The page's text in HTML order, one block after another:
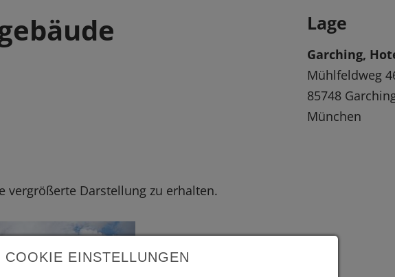
vergrößerte Darstellung zu erhalten.
Lage
Garching,
Mühlfeldweg
85748
München
COOKIE EINSTELLUNGEN